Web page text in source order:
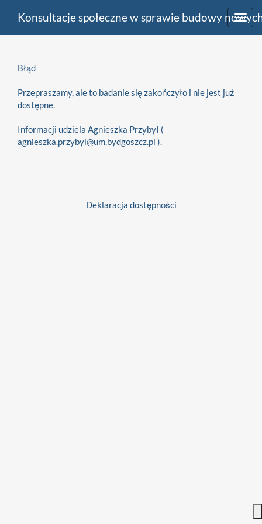
Konsultacje społeczne w sprawie budowy
Błąd
Przepraszamy, ale to badanie się zakończyło i nie jest już
dostępne.
Informacji udziela Agnieszka Przybył (
agnieszka.przybyl@um.bydgoszcz.pl ).
Deklaracja dostępności